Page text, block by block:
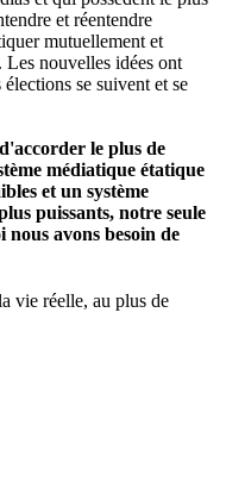
et réentendre
mutuellement et
Les nouvelles idées ont
se suivent et se
le plus de
médiatique étatique
et un système
puissants, notre seule
avons besoin de
vie réelle, au plus de